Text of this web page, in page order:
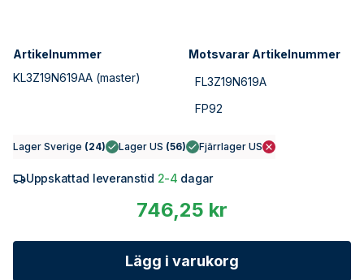
Artikelnummer
KL3Z19N619AA (master)
Motsvarar Artikelnummer
FL3Z19N619A
FP92
Lager Sverige (24) Lager US (56) Fjärrlager US
Uppskattad leveranstid 2-4 dagar
746,25 kr
Lägg i varukorg